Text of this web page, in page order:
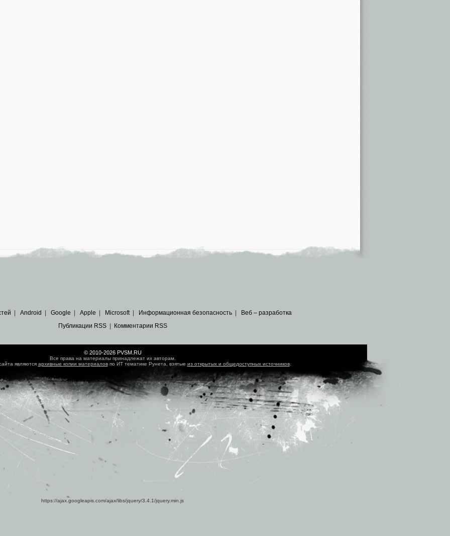
Android Google Apple Microsoft| Информационная безопасность
Веб – разработка
Публикации RSS| Комментарии RSS
© 2010-2026 PVSM.RU
Все права на материалы принадлежат их авторам.
являются архивные копии материаловпо ИТ тематике Рунета, взятые из открытых и общедоступных источников.
https://ajax.googleapis.com/ajax/libs/jquery/3.4.1/jquery.min.js